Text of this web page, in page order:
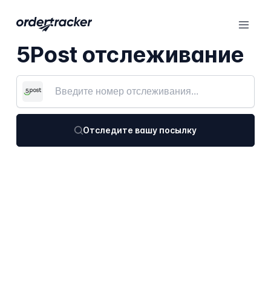
5Post отслеживание
Отследите вашу посылку